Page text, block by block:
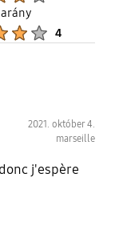
4
2021. október 4.
marseille
j'espère